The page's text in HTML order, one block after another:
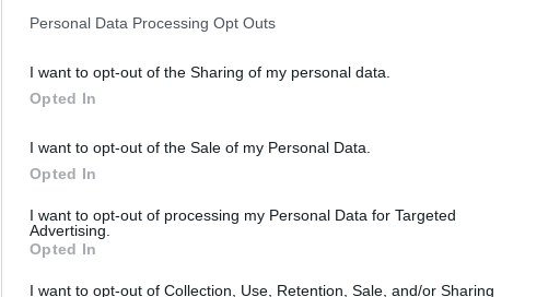
Personal Data Processing Opt Outs
I want to opt-out of the Sharing of my personal data.
Opted In
I want to opt-out of the Sale of my Personal Data.
Opted In
I want to opt-out of processing my Personal Data for Targeted
Advertising.
Opted In
I want to opt-out of Collection, Use, Retention, Sale, and/or Sharing